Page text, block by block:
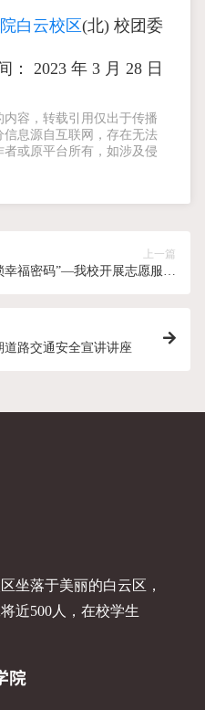
白云校区(北) 校团委
： 2023 年 3 月 28 日
容，转载引用仅出于传播
息源自互联网，存在无法
或原平台所有，如涉及侵
上一篇
幸福密码”—我校开展志愿服务
路交通安全宣讲讲座
坐落于美丽的白云区，
近500人，在校学生